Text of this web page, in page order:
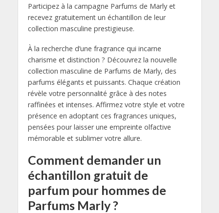
Participez à la campagne Parfums de Marly et
recevez gratuitement un échantillon de leur
collection masculine prestigieuse.
À la recherche d’une fragrance qui incarne
charisme et distinction ? Découvrez la nouvelle
collection masculine de Parfums de Marly, des
parfums élégants et puissants. Chaque création
révèle votre personnalité grâce à des notes
raffinées et intenses. Affirmez votre style et votre
présence en adoptant ces fragrances uniques,
pensées pour laisser une empreinte olfactive
mémorable et sublimer votre allure.
Comment demander un
échantillon gratuit de
parfum pour hommes de
Parfums Marly ?